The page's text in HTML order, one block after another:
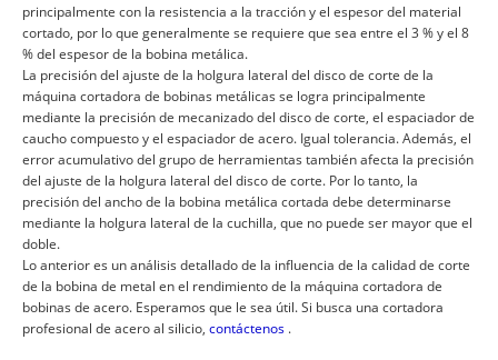
principalmente con la resistencia a la tracción y el espesor del material
cortado, por lo que generalmente se requiere que sea entre el 3 % y el 8
% del espesor de la bobina metálica.
La precisión del ajuste de la holgura lateral del disco de corte de la
máquina cortadora de bobinas metálicas se logra principalmente
mediante la precisión de mecanizado del disco de corte, el espaciador de
caucho compuesto y el espaciador de acero. Igual tolerancia. Además, el
error acumulativo del grupo de herramientas también afecta la precisión
del ajuste de la holgura lateral del disco de corte. Por lo tanto, la
precisión del ancho de la bobina metálica cortada debe determinarse
mediante la holgura lateral de la cuchilla, que no puede ser mayor que el
doble.
Lo anterior es un análisis detallado de la influencia de la calidad de corte
de la bobina de metal en el rendimiento de la máquina cortadora de
bobinas de acero. Esperamos que le sea útil. Si busca una cortadora
profesional de acero al silicio, contáctenos .